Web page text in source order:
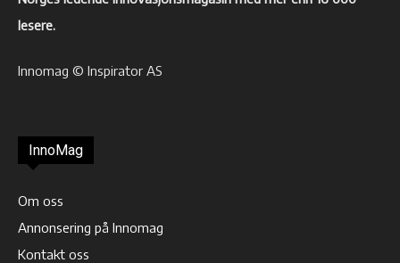
lesere.
Innomag © Inspirator AS
InnoMag
Om oss
Annonsering på Innomag
Kontakt oss